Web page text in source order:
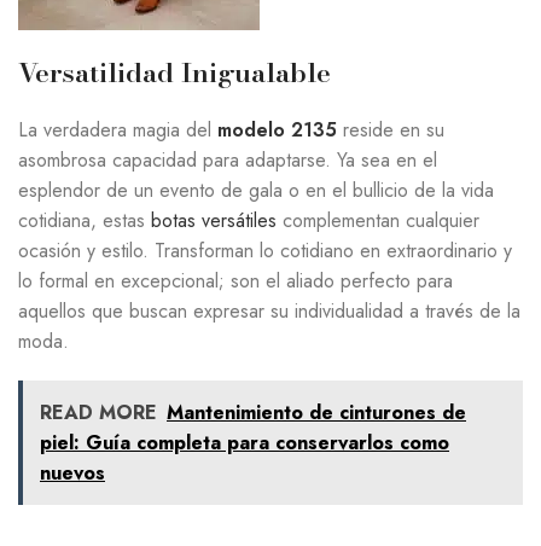
Versatilidad Inigualable
La verdadera magia del modelo 2135 reside en su
asombrosa capacidad para adaptarse. Ya sea en el
esplendor de un evento de gala o en el bullicio de la vida
cotidiana, estas botas versátiles complementan cualquier
ocasión y estilo. Transforman lo cotidiano en extraordinario y
lo formal en excepcional; son el aliado perfecto para
aquellos que buscan expresar su individualidad a través de la
moda.
READ MORE Mantenimiento de cinturones de
piel: Guía completa para conservarlos como
nuevos